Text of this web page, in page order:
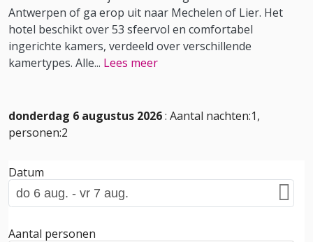
Antwerpen of ga erop uit naar Mechelen of Lier. Het
hotel beschikt over 53 sfeervol en comfortabel
ingerichte kamers, verdeeld over verschillende
kamertypes. Alle... Lees meer
donderdag 6 augustus 2026: Aantal nachten:1,
personen:2
Datum
Aantal personen